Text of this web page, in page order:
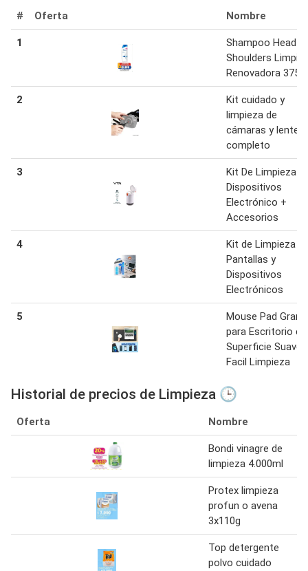
# Oferta Nombre
1
Shampoo Head
Shoulders
Renovadora 375
2
Kit cuidado y
limpieza de
cámaras y lentes
completo
3
Kit De Limpieza
Dispositivos
Electrónico +
Accesorios
4
Kit de Limpieza
Pantallas y
Dispositivos
Electrónicos
5
Mouse Pad
para Escritorio
Superficie Suave
Facil Limpieza
Historial de precios de Limpieza 🕒
Oferta Nombre
Bondi vinagre de
limpieza 4.000ml
Protex limpieza
profun o avena
3x110g
Top detergente
polvo cuidado